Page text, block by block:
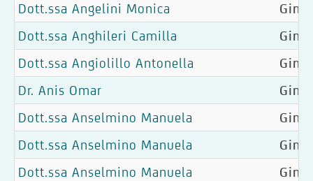
Dott.ssa Angelini Monica
Dott.ssa Anghileri Camilla
Dott.ssa Angiolillo Antonella
Dr. Anis Omar
Dott.ssa Anselmino Manuela
Dott.ssa Anselmino Manuela
Dott.ssa Anselmino Manuela